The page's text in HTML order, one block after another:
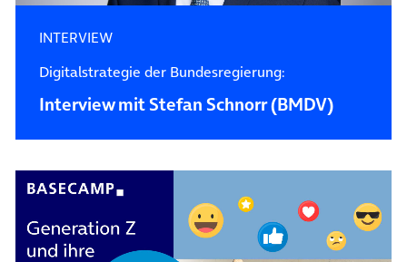
INTERVIEW
Digitalstrategie der Bundesregierung:
Interview mit Stefan Schnorr (BMDV)